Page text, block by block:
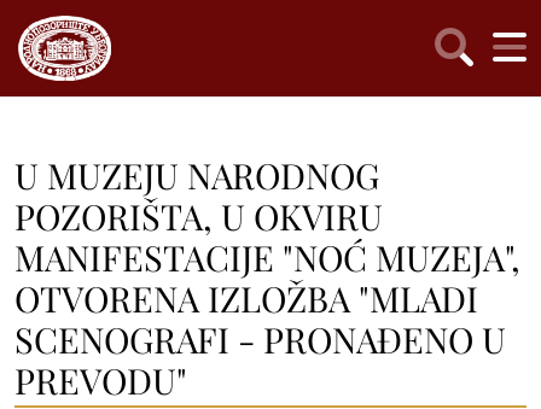
U MUZEJU NARODNOG
POZORIŠTA, U OKVIRU
MANIFESTACIJE "NOĆ MUZEJA",
OTVORENA IZLOŽBA "MLADI
SCENOGRAFI - PRONAĐENO U
PREVODU"